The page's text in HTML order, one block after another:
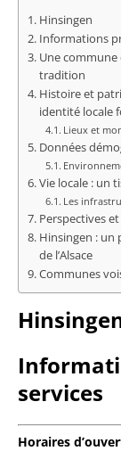
Hinsingen
Informations
Une
tradition
Histoire et
identité locale
Lieux et
Données
Vie locale : un
Les
Perspectives
Hinsingen : un
de l’Alsace
Communes
services
Horaires